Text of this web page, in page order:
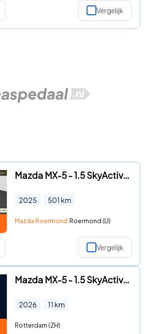
Vergelijk
Mazda MX-5 - 1.5 SkyActiv-G 132 Exclusive-Line | Rijklaar | Apple carplay
2025 501 km
Mazda Roermond Roermond (LI)
Vergelijk
Mazda MX-5 - 1.5 SkyActiv-G 132 | Homura | *NIEUW
2026 11 km
Rotterdam (ZH)